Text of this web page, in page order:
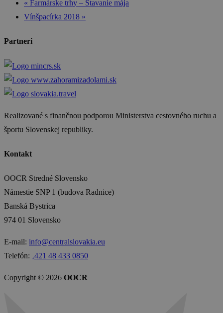
« Farmárske trhy – Stavanie mája
Vínšpacírka 2018 »
Partneri
Realizované s finančnou podporou Ministerstva cestovného ruchu a
športu Slovenskej republiky.
Kontakt
OOCR Stredné Slovensko
Námestie SNP 1 (budova Radnice)
Banská Bystrica
974 01 Slovensko
E-mail: info@centralslovakia.eu
Telefón: ₊421 48 433 0850
Copyright © 2026 OOCR